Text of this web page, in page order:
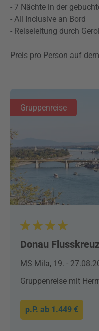
- 7 Nächte in der
- All Inclusive an Bord
- Reiseleitung durch
Preis pro Person auf
Gruppenreise
Donau
MS Mila, 19. -
Gruppenreise mit
p.P. ab 1.449 €